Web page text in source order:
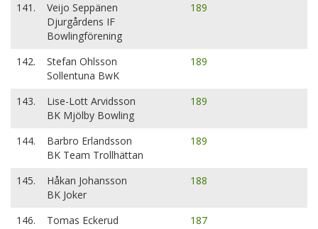
141.
Veijo Seppänen
Djurgårdens IF
Bowlingförening
189
142.
Stefan Ohlsson
Sollentuna BwK
189
143.
Lise-Lott Arvidsson
BK Mjölby Bowling
189
144.
Barbro Erlandsson
BK Team Trollhättan
189
145.
Håkan Johansson
BK Joker
188
146.
Tomas Eckerud
187